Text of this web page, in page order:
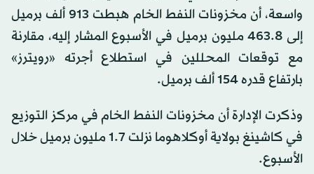
واسعة، أن مخزونات النفط الخام هبطت 913 ألف برميل
إلى 463.8 مليون برميل في الأسبوع المشار إليه، مقارنة
مع توقعات المحللين في استطلاع أجرته «رويترز»
بارتفاع قدره 154 ألف برميل.
وذكرت الإدارة أن مخزونات النفط الخام في مركز التوزيع
في كاشينغ بولاية أوكلاهوما نزلت 1.7 مليون برميل خلال
الأسبوع.